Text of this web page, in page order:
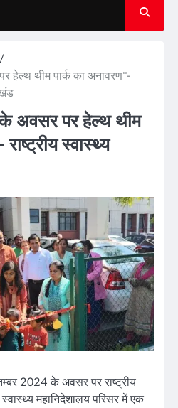
हेल्थ थीम पार्क का अनावरण*-
के अवसर पर हेल्थ थीम
स्वास्थ्य
2024 के अवसर पर राष्ट्रीय
स्वास्थ्य महानिदेशालय परिसर में एक